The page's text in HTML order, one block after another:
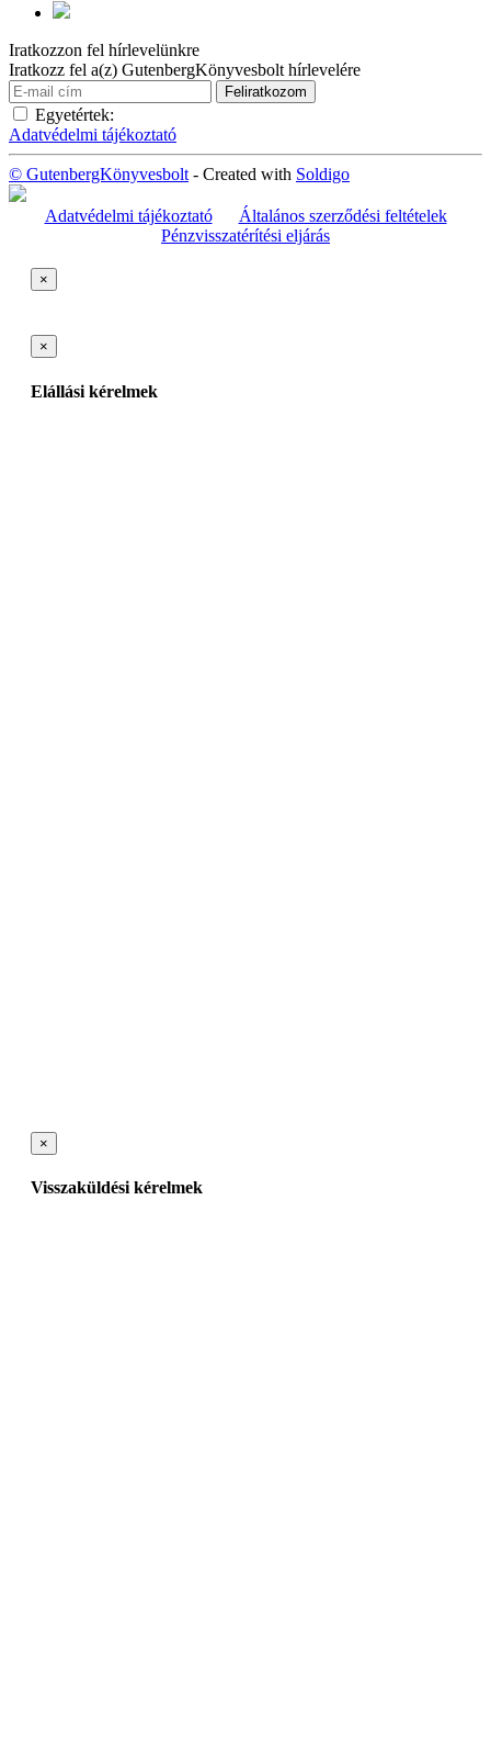
Iratkozzon fel hírlevelünkre
Iratkozz fel a(z) GutenbergKönyvesbolt hírlevelére
Egyetértek:
Adatvédelmi tájékoztató
© GutenbergKönyvesbolt - Created with Soldigo
Adatvédelmi tájékoztató
Általános szerződési feltételek
Pénzvisszatérítési eljárás
×
×
Elállási kérelmek
×
Visszaküldési kérelmek